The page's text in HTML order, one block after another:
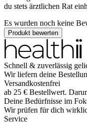
du stets ärztlichen Rat
Es wurden noch keine
Produkt bewerten
Schnell & zuverlässig
Wir liefern deine
Versandkostenfrei
ab 25 € Bestellwert.
Deine Bedürfnisse im
Wir prüfen für dich
Service